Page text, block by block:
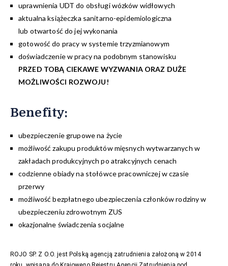
uprawnienia UDT do obsługi wózków widłowych
aktualna książeczka sanitarno-epidemiologiczna
lub otwartość do jej wykonania
gotowość do pracy w systemie trzyzmianowym
doświadczenie w pracy na podobnym stanowisku
PRZED TOBĄ CIEKAWE WYZWANIA ORAZ DUŻE
MOŻLIWOŚCI ROZWOJU!
Benefity:
ubezpieczenie grupowe na życie
możliwość zakupu produktów mięsnych wytwarzanych w
zakładach produkcyjnych po atrakcyjnych cenach
codzienne obiady na stołówce pracowniczej w czasie
przerwy
możliwość bezpłatnego ubezpieczenia członków rodziny w
ubezpieczeniu zdrowotnym ZUS
okazjonalne świadczenia socjalne
ROJO SP. Z O.O. jest Polską agencją zatrudnienia założoną w 2014